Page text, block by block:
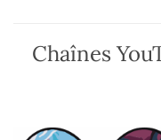
produit
Chaînes